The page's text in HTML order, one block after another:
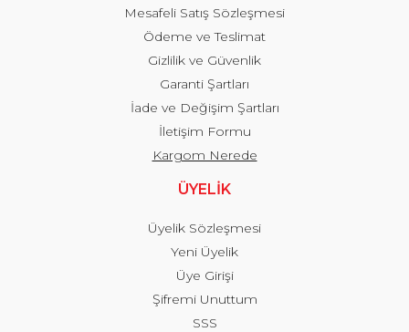
Mesafeli Satış Sözleşmesi
Ödeme ve Teslimat
Gizlilik ve Güvenlik
Garanti Şartları
İade ve Değişim Şartları
İletişim Formu
Kargom Nerede
ÜYELİK
Üyelik Sözleşmesi
Yeni Üyelik
Üye Girişi
Şifremi Unuttum
SSS